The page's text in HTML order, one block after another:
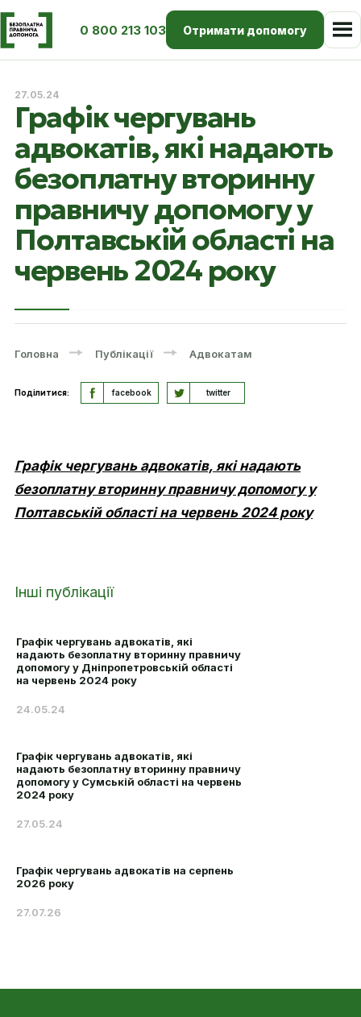
0 800 213 103 Отримати допомогу
27.05.24
Графік чергувань
адвокатів, які надають
безоплатну вторинну
правничу допомогу у
Полтавській області на
червень 2024 року
Головна Публікації Адвокатам
Поділитися: facebook twitter
Графік чергувань адвокатів, які надають
безоплатну вторинну правничу допомогу у
Полтавській області на червень 2024 року
Інші публікації
Графік чергувань адвокатів, які
надають безоплатну вторинну правничу
допомогу у Дніпропетровській області
на червень 2024 року
24.05.24
Графік чергувань адвокатів, які
надають безоплатну вторинну правничу
допомогу у Сумській області на червень
2024 року
27.05.24
Графік чергувань адвокатів на серпень
2026 року
27.07.26